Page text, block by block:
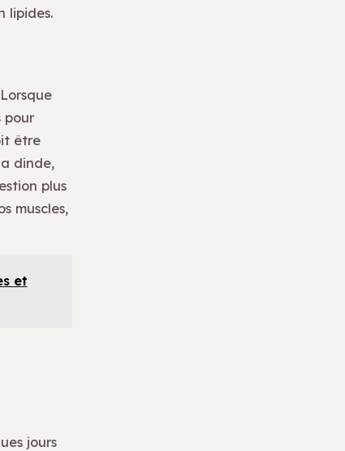
lipides.
pour
être
dinde,
plus
muscles,
et
jours